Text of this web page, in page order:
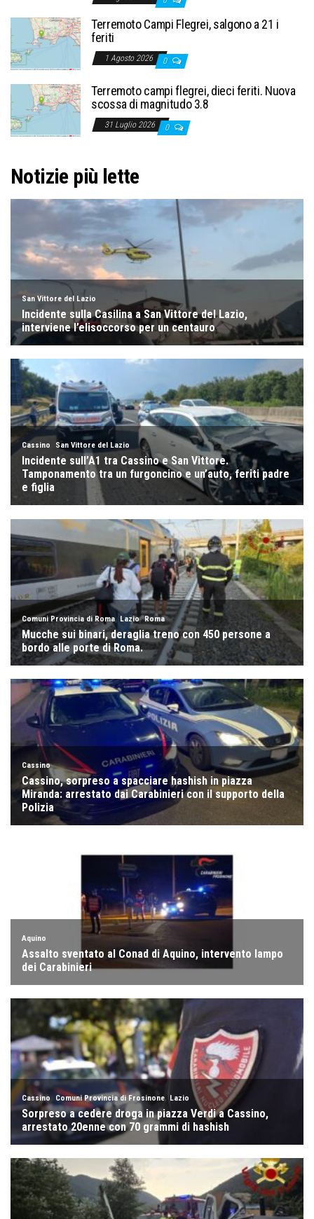
Terremoto Campi Flegrei, salgono a 21 i
feriti
1 Agosto 2026 0
Terremoto campi flegrei, dieci feriti. Nuova
scossa di magnitudo 3.8
31 Luglio 2026 0
Notizie più lette